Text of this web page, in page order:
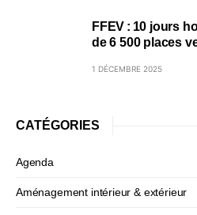
FFEV : 10 jours
de 6 500 places
1 DÉCEMBRE 2025
CATÉGORIES
Agenda
Aménagement intérieur & extérieur